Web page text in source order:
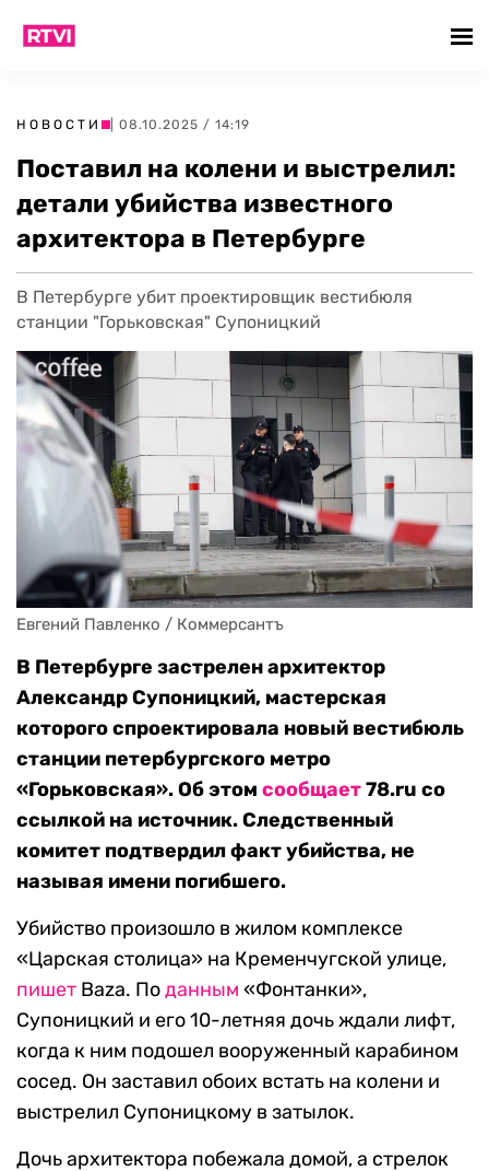
НОВОСТИ | 08.10.2025 / 14:19
Поставил на колени и выстрелил:
детали убийства известного
архитектора в Петербурге
В Петербурге убит проектировщик вестибюля
станции "Горьковская" Супоницкий
Евгений Павленко / Коммерсантъ
В Петербурге застрелен архитектор
Александр Супоницкий, мастерская
которого спроектировала новый вестибюль
станции петербургского метро
«Горьковская». Об этом сообщает78.ru со
ссылкой на источник. Следственный
комитет подтвердил факт убийства, не
называя имени погибшего.
Убийство произошло в жилом комплексе
«Царская столица» на Кременчугской улице,
пишет Baza. Поданным «Фонтанки»,
Супоницкий и его 10-летняя дочь ждали лифт,
когда к ним подошел вооруженный карабином
сосед. Он заставил обоих встать на колени и
выстрелил Супоницкому в затылок.
Дочь архитектора побежала домой, а стрелок